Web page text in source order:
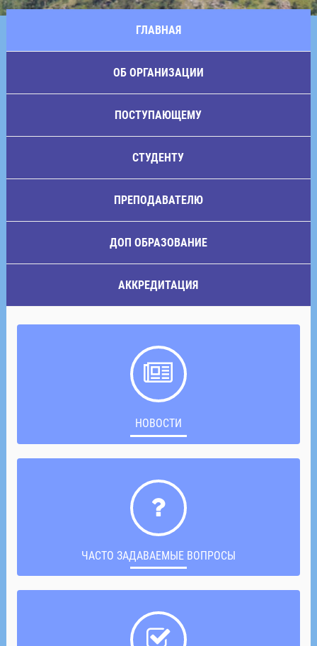
ГЛАВНАЯ
ОБ ОРГАНИЗАЦИИ
ПОСТУПАЮЩЕМУ
СТУДЕНТУ
ПРЕПОДАВАТЕЛЮ
ДОП ОБРАЗОВАНИЕ
АККРЕДИТАЦИЯ
НОВОСТИ
ЧАСТО ЗАДАВАЕМЫЕ ВОПРОСЫ